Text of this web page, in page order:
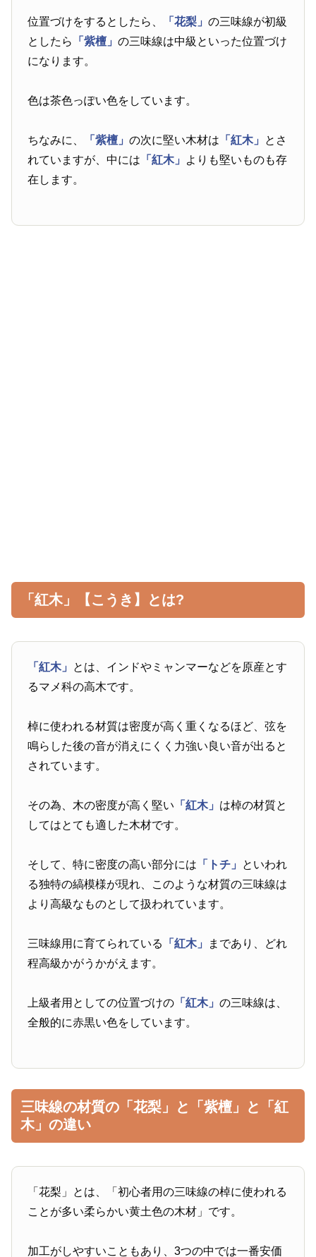
位置づけをするとしたら、 「花梨」の三味線が初級
としたら
「紫檀」の三味線は中級といった位置づけ
になります。
色は茶色っぽい色をしています。
ちなみに、 「紫檀」の次に堅い木材は 「紅木」 とさ
れていますが、中には 「紅木」 よりも堅いものも存
在します。
「紅木」【こうき】とは?
「紅木」 とは、インドやミャンマーなどを原産とす
るマメ科の高木です。
棹に使われる材質は密度が高く重くなるほど、弦を
鳴らした後の音が消えにくく力強い良い音が出ると
されています。
その為、木の密度が高く堅い 「紅木」 は棹の材質と
してはとても適した木材です。
そして、特に密度の高い部分には 「トチ」 といわれ
る独特の縞模様が現れ、このような材質の三味線は
より高級なものとして扱われています。
三味線用に育てられている 「紅木」
まであり、どれ
程高級かがうかがえます。
上級者用としての位置づけの 「紅木」の三味線は、
全般的に赤黒い色をしています。
三味線の材質の「花梨」と「紫檀」と「紅
木」の違い
「花梨」とは、「初心者用の三味線の棹に使われる
ことが多い柔らかい黄土色の木材」です。
加工がしやすいこともあり、3つの中では一番安価